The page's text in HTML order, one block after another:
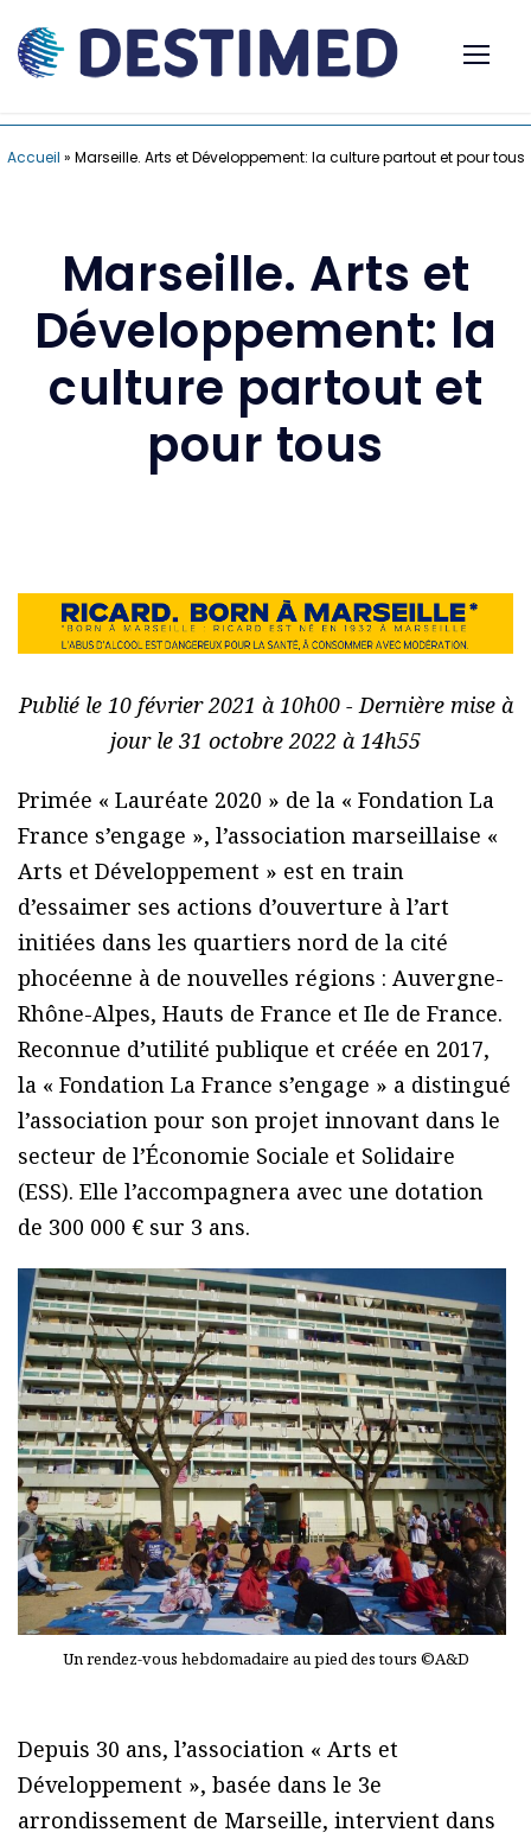
Accueil » Marseille. Arts et Développement: la culture partout et pour tous
Marseille. Arts et
Développement: la
culture partout et
pour tous
Publié le 10 février 2021 à 10h00 - Dernière mise à
jour le 31 octobre 2022 à 14h55
Primée « Lauréate 2020 » de la « Fondation La
France s’engage », l’association marseillaise «
Arts et Développement » est en train
d’essaimer ses actions d’ouverture à l’art
initiées dans les quartiers nord de la cité
phocéenne à de nouvelles régions : Auvergne-
Rhône-Alpes, Hauts de France et Ile de France.
Reconnue d’utilité publique et créée en 2017,
la « Fondation La France s’engage » a distingué
l’association pour son projet innovant dans le
secteur de l’Économie Sociale et Solidaire
(ESS). Elle l’accompagnera avec une dotation
de 300 000 € sur 3 ans.
Un rendez-vous hebdomadaire au pied des tours ©A&D
Depuis 30 ans, l’association « Arts et
Développement », basée dans le 3e
arrondissement de Marseille, intervient dans